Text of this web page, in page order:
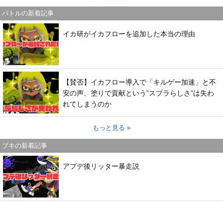
バトルの新着記事
イカ研がイカフローを追加した本当の理由
【賛否】イカフロー導入で「キルゲー加速」と不
安の声、塗りで貢献という”スプラらしさ”は失わ
れてしまうのか
もっと見る »
ブキの新着記事
アプデ後リッター暴走説